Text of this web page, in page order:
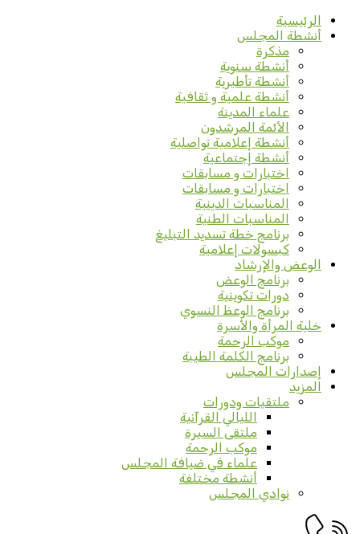
الرئيسية
أنشطة المجلس
مذكرة
أنشطة سنوية
أنشطة تأطيرية
أنشطة علمية و ثقافية
علماء المدينة
الأئمة المرشدون
أنشطة إعلامية تواصلية
أنشطة إجتماعية
اختبارات و مسابقات
اختبارات و مسابقات
المناسبات الدينية
المناسبات الطنية
برنامج خطة تسديد التبليغ
كبسولات إعلامية
الوعض والإرشاد
برنامج الوعض
دورات تكوينية
برنامج الوعظ النسوي
خلية المرأة والأسرة
موكب الرحمة
برنامج الكلمة الطيبة
إصدارات المجلس
المزيد
ملتقيات ودورات
الليالي القرآنية
ملتقى السيرة
موكب الرحمة
علماء في ضيافة المجلس
أنشطة مختلفة
نوادي المجلس